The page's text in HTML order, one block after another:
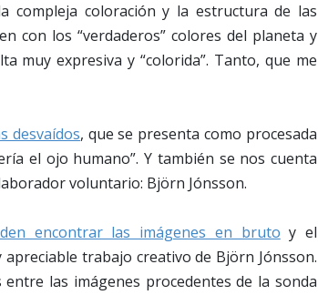
compleja coloración y la estructura de las
con los “verdaderos” colores del planeta y
muy expresiva y “colorida”. Tanto, que me
desvaídos, que se presenta como procesada
el ojo humano”. Y también se nos cuenta
voluntario: Björn Jónsson.
encontrar las imágenes en bruto y el
trabajo creativo de Björn Jónsson.
las imágenes procedentes de la sonda